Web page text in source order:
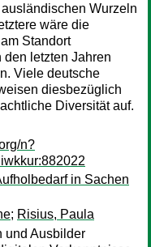
Wurzeln
wäre die
Standort
den letzten Jahren
Viele deutsche
diesbezüglich
Diversität auf.
n?
in Sachen
; Risius, Paula
und Ausbilder